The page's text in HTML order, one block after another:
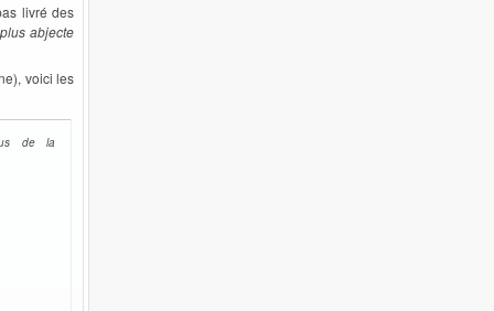
livré des
abjecte
voici les
de la